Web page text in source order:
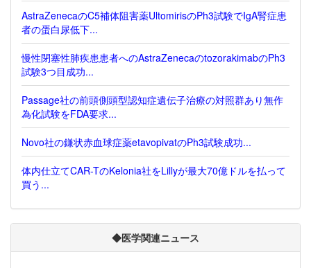
AstraZenecaのC5補体阻害薬UltomirisのPh3試験でIgA腎症患
者の蛋白尿低下...
慢性閉塞性肺疾患患者へのAstraZenecaのtozorakimabのPh3
試験3つ目成功...
Passage社の前頭側頭型認知症遺伝子治療の対照群あり無作
為化試験をFDA要求...
Novo社の鎌状赤血球症薬etavopivatのPh3試験成功...
体内仕立てCAR-TのKelonia社をLillyが最大70億ドルを払って
買う...
◆医学関連ニュース